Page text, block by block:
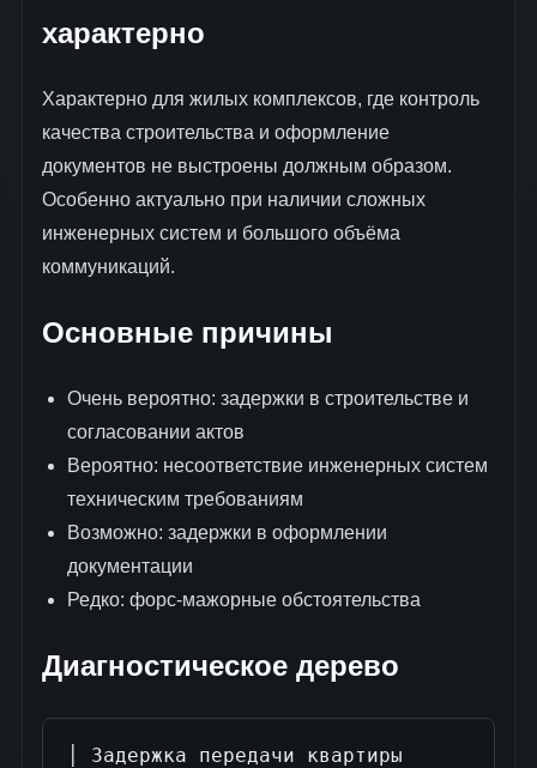
характерно
Характерно для жилых комплексов, где контроль
качества строительства и оформление
документов не выстроены должным образом.
Особенно актуально при наличии сложных
инженерных систем и большого объёма
коммуникаций.
Основные причины
Очень вероятно: задержки в строительстве и
согласовании актов
Вероятно: несоответствие инженерных систем
техническим требованиям
Возможно: задержки в оформлении
документации
Редко: форс-мажорные обстоятельства
Диагностическое дерево
│ Задержка передачи квартиры